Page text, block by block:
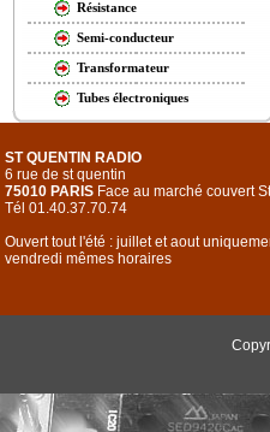
Résistance
Semi-conducteur
Transformateur
Tubes électroniques
ST QUENTIN RADIO
6 rue de st quentin
75010 PARIS Face au marché couvert
Tél 01.40.37.70.74
Ouvert tout l'été : juillet et aout
vendredi mêmes horaires